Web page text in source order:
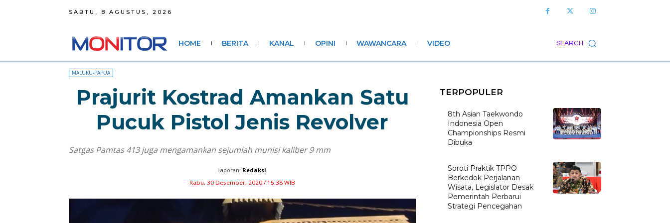
SABTU, 8 AGUSTUS, 2026
SEARCH
HOME BERITA KANAL OPINI WAWANCARA VIDEO
MALUKU-PAPUA
Prajurit Kostrad Amankan Satu
Pucuk Pistol Jenis Revolver
Satgas Pamtas 413 juga mengamankan sejumlah munisi kaliber 9 mm
Laporan: Redaksi
Rabu, 30 Desember, 2020 / 15:38 WIB
TERPOPULER
8th Asian Taekwondo
Indonesia Open
Championships Resmi
Dibuka
Soroti Praktik TPPO
Berkedok Perjalanan
Wisata, Legislator Desak
Pemerintah Perbarui
Strategi Pencegahan